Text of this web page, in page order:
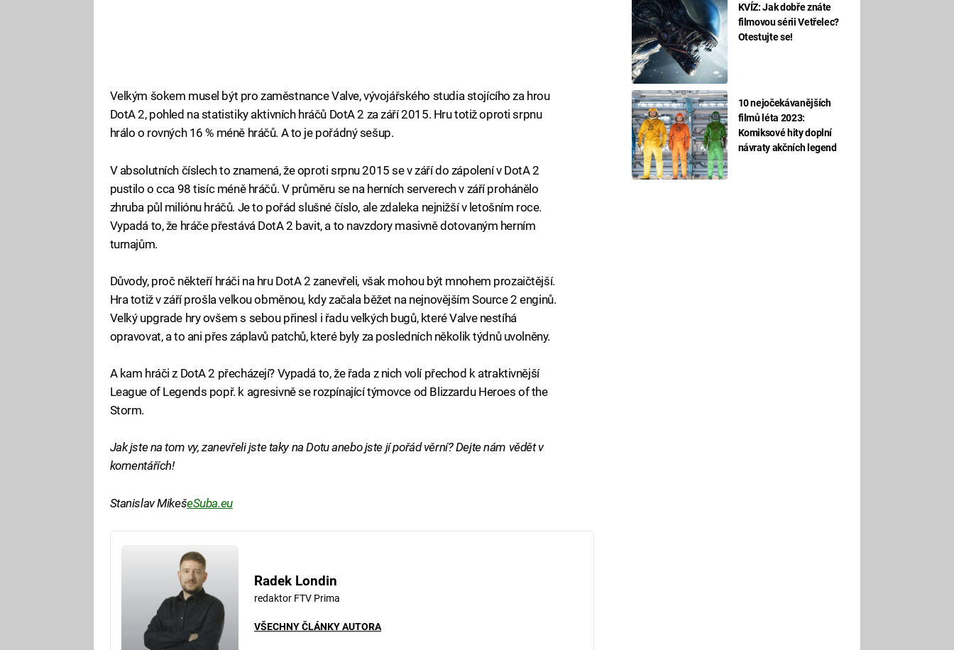
KVÍZ: Jak dobře znáte
filmovou sérii Vetřelec?
Otestujte se!
10 nejočekávanějších
filmů léta 2023:
Komiksové hity doplní
návraty akčních legend
Velkým šokem musel být pro zaměstnance Valve, vývojářského studia stojícího za hrou
DotA 2, pohled na statistiky aktivních hráčů DotA 2 za září 2015. Hru totiž oproti srpnu
hrálo o rovných 16 % méně hráčů. A to je pořádný sešup.
V absolutních číslech to znamená, že oproti srpnu 2015 se v září do zápolení v DotA 2
pustilo o cca 98 tisíc méně hráčů. V průměru se na herních serverech v září prohánělo
zhruba půl miliónu hráčů. Je to pořád slušné číslo, ale zdaleka nejnižší v letošním roce.
Vypadá to, že hráče přestává DotA 2 bavit, a to navzdory masivně dotovaným herním
turnajům.
Důvody, proč někteří hráči na hru DotA 2 zanevřeli, však mohou být mnohem prozaičtější.
Hra totiž v září prošla velkou obměnou, kdy začala běžet na nejnovějším Source 2 enginů.
Velký upgrade hry ovšem s sebou přinesl i řadu velkých bugů, které Valve nestíhá
opravovat, a to ani přes záplavů patchů, které byly za posledních několik týdnů uvolněny.
A kam hráči z DotA 2 přecházejí? Vypadá to, že řada z nich volí přechod k atraktivnější
League of Legends popř. k agresivně se rozpínající týmovce od Blizzardu Heroes of the
Storm.
Jak jste na tom vy, zanevřeli jste taky na Dotu anebo jste jí pořád věrní? Dejte nám vědět v
komentářích!
Stanislav MikešeSuba.eu
Radek Londin
redaktor FTV Prima
VŠECHNY ČLÁNKY AUTORA